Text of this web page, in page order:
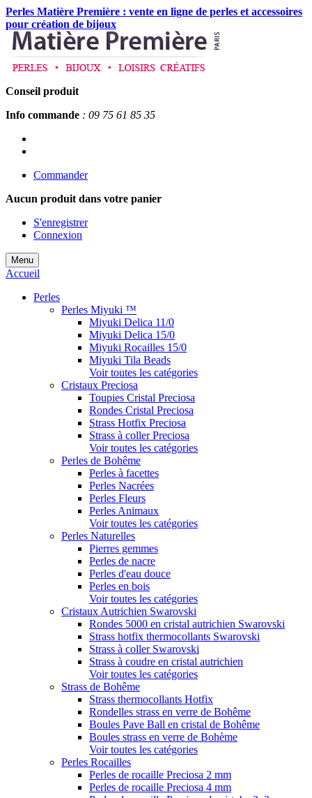
Perles Matière Première : vente en ligne de perles et accessoires
pour création de bijoux
Conseil produit
Info commande : 09 75 61 85 35
Commander
Aucun produit dans votre panier
S'enregistrer
Connexion
Menu
Accueil
Perles
Perles Miyuki ™
Miyuki Delica 11/0
Miyuki Delica 15/0
Miyuki Rocailles 15/0
Miyuki Tila Beads
Voir toutes les catégories
Cristaux Preciosa
Toupies Cristal Preciosa
Rondes Cristal Preciosa
Strass Hotfix Preciosa
Strass à coller Preciosa
Voir toutes les catégories
Perles de Bohême
Perles à facettes
Perles Nacrées
Perles Fleurs
Perles Animaux
Voir toutes les catégories
Perles Naturelles
Pierres gemmes
Perles de nacre
Perles d'eau douce
Perles en bois
Voir toutes les catégories
Cristaux Autrichien Swarovski
Rondes 5000 en cristal autrichien Swarovski
Strass hotfix thermocollants Swarovski
Strass à coller Swarovski
Strass à coudre en cristal autrichien
Voir toutes les catégories
Strass de Bohême
Strass thermocollants Hotfix
Rondelles strass en verre de Bohême
Boules Pave Ball en cristal de Bohême
Boules strass en verre de Bohème
Voir toutes les catégories
Perles Rocailles
Perles de rocaille Preciosa 2 mm
Perles de rocaille Preciosa 4 mm